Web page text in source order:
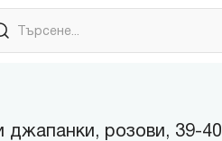
джапанки, розови, 39-40